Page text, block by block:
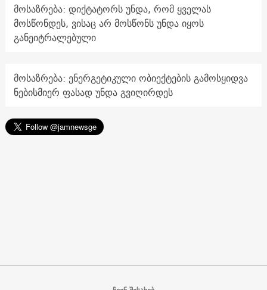
მოსაზრება: დიქტატორს უნდა, რომ ყველას
მოსწონდეს, ვისაც არ მოსწონს უნდა იყოს
განეიტრალებული
მოსაზრება: ენერგეტიკული ობიექტების გამოსყიდვა
ნებისმიერ ფასად უნდა გვიღირდეს